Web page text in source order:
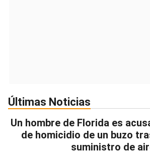
Últimas Noticias
Un hombre de Florida es
de homicidio de un buzo
suministro de